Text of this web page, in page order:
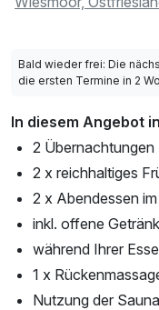
Bald wieder frei: Die
die ersten Termine in 2
In diesem Angebot
2 Übernachtungen
2 x reichhaltiges
2 x Abendessen
inkl. offene
während Ihrer
1 x
Nutzung der